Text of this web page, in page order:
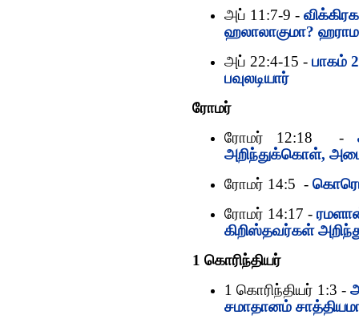
அப் 11:7-9 -
ஹலாலாகுமா?
அப் 22:4-15 - பாகம்
பவுலடியார்
ரோமர்
ரோமர் 12:18 -
அறிந்துக்கொள்,
ரோமர் 14:5 -
ரோமர் 14:17 -
கிறிஸ்தவர்கள்
1 கொரிந்தியர்
1 கொரிந்தியர் 1:3 -
சமாதானம்